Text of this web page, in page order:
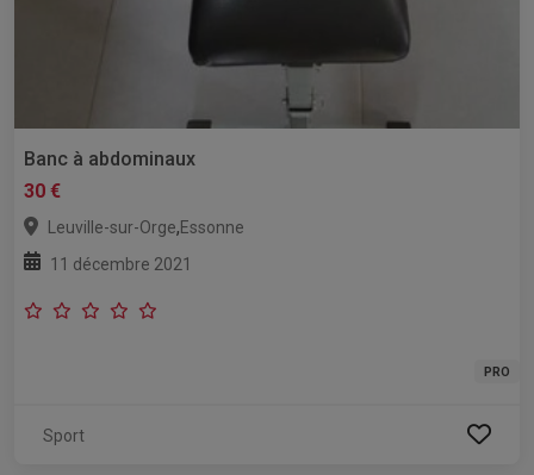
Banc à abdominaux
30 €
Leuville-sur-Orge,Essonne
11 décembre 2021
PRO
Sport